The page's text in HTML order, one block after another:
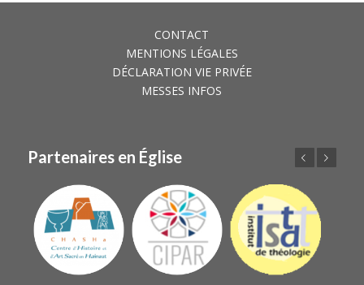
CONTACT
MENTIONS LÉGALES
DÉCLARATION VIE PRIVÉE
MESSES INFOS
Partenaires en Église